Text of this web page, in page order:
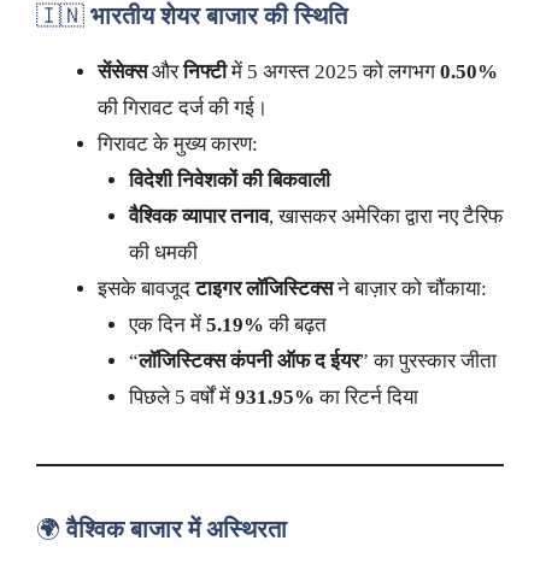
🇮🇳 भारतीय शेयर बाजार की स्थिति
सेंसेक्सऔरनिफ्टीमें 5 अगस्त 2025 को लगभग 0.50%
की गिरावट दर्ज की गई।
गिरावट के मुख्य कारण:
विदेशी निवेशकों की बिकवाली
वैश्विक व्यापार तनाव, खासकर अमेरिका द्वारा नए टैरिफ
की धमकी
इसके बावजूदटाइगर लॉजिस्टिक्सने बाज़ार को चौंकाया:
एक दिन में 5.19% की बढ़त
“लॉजिस्टिक्स कंपनी ऑफ द ईयर” का पुरस्कार जीता
पिछले 5 वर्षों में 931.95% का रिटर्न दिया
🌍वैश्विक बाजार में अस्थिरता